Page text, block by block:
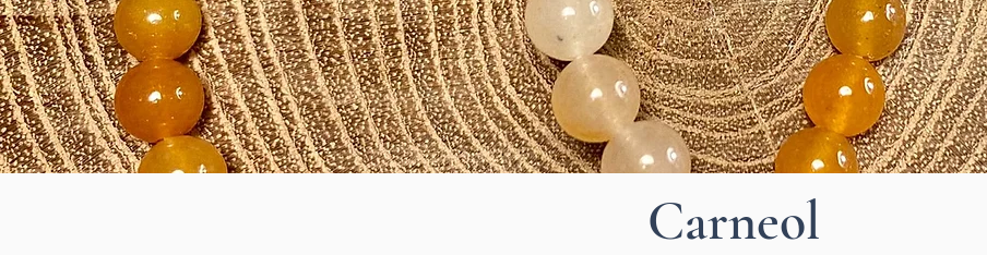
Carneol